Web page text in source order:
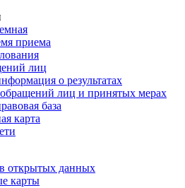
приема
лиц
о результатах
обращений лиц и принятых мерах
база
карта
открытых данных
карты